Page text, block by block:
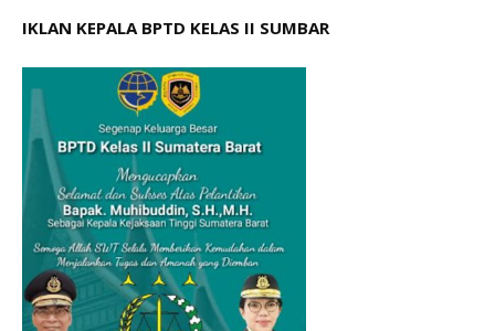
IKLAN KEPALA BPTD KELAS II SUMBAR